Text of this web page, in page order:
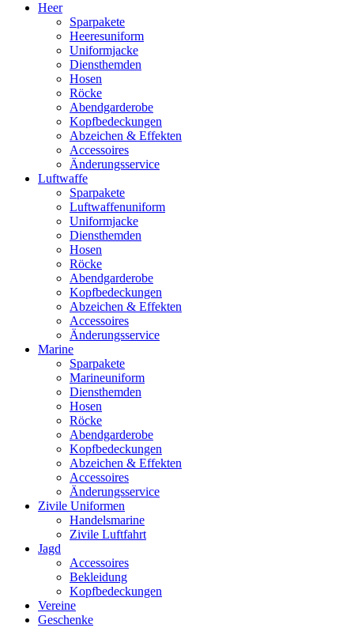
Heer
Sparpakete
Heeresuniform
Uniformjacke
Diensthemden
Hosen
Röcke
Abendgarderobe
Kopfbedeckungen
Abzeichen & Effekten
Accessoires
Änderungsservice
Luftwaffe
Sparpakete
Luftwaffenuniform
Uniformjacke
Diensthemden
Hosen
Röcke
Abendgarderobe
Kopfbedeckungen
Abzeichen & Effekten
Accessoires
Änderungsservice
Marine
Sparpakete
Marineuniform
Diensthemden
Hosen
Röcke
Abendgarderobe
Kopfbedeckungen
Abzeichen & Effekten
Accessoires
Änderungsservice
Zivile Uniformen
Handelsmarine
Zivile Luftfahrt
Jagd
Accessoires
Bekleidung
Kopfbedeckungen
Vereine
Geschenke